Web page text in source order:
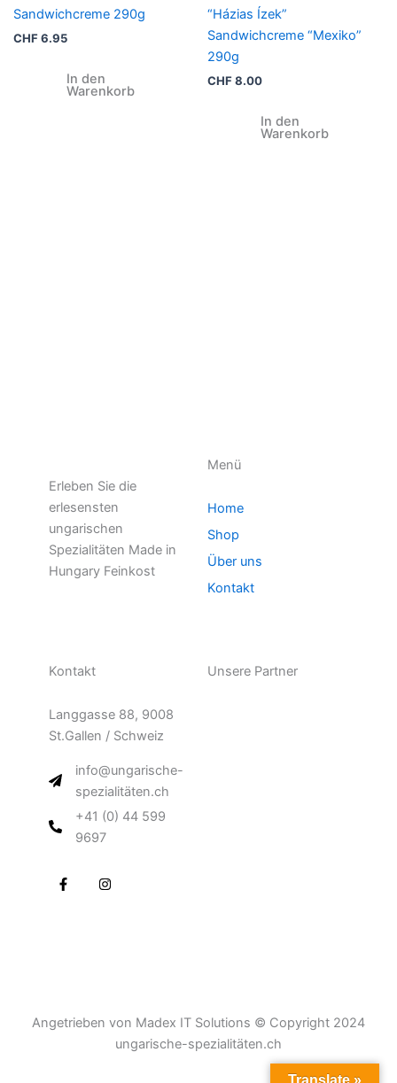
Sandwichcreme 290g
CHF6.95
In den
Warenkorb
“Házias Ízek”
Sandwichcreme “Mexiko”
290g
CHF8.00
In den
Warenkorb
Erleben Sie die
erlesensten
ungarischen
Spezialitäten Made in
Hungary Feinkost
Menü
Home
Shop
Über uns
Kontakt
Kontakt
Langgasse 88, 9008
St.Gallen / Schweiz
info@ungarische-
spezialitäten.ch
+41 (0) 44 599
9697
F
a
I
n
Unsere Partner
Angetrieben von Madex IT Solutions © Copyright 2024
ungarische-spezialitäten.ch
Translate »